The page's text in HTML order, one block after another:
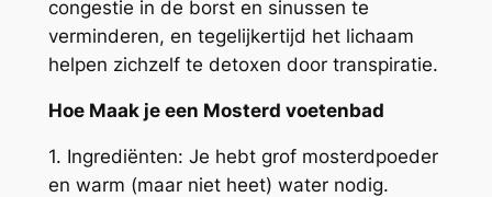
congestie in de borst en sinussen te
verminderen, en tegelijkertijd het lichaam
helpen zichzelf te detoxen door transpiratie.
Hoe Maak je een Mosterd voetenbad
1. Ingrediënten: Je hebt grof mosterdpoeder
en warm (maar niet heet) water nodig.